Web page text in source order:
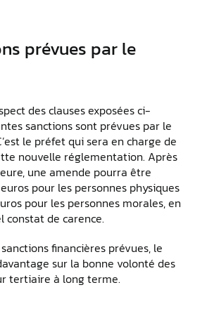
prévues par le
des clauses exposées ci-
sanctions sont prévues par le
le préfet qui sera en charge de
nouvelle réglementation. Après
une amende pourra être
pour les personnes physiques
pour les personnes morales, en
constat de carence.
financières prévues, le
sur la bonne volonté des
tertiaire à long terme.